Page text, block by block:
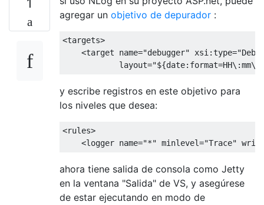
1
agregar un objetivo de depurador :
<targets>
<target
name="debugger" xsi:type=
layout=
y escribe registros en este objetivo para
los niveles que desea:
<rules>
<logger name="*" minlevel="Trace"
ahora tiene salida de consola como Jetty
en la ventana "Salida" de VS, y asegúrese
de estar ejecutando en modo de